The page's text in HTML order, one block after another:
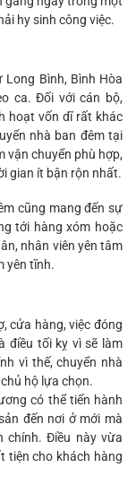
hy sinh công việc.
Long Bình, Bình Hòa
ca. Đối với cán bộ,
hoạt vốn dĩ rất khác
nhà ban đêm tại
vận chuyển phù hợp,
gian ít bận rộn nhất.
cũng mang đến sự
tới hàng xóm hoặc
nhân viên yên tâm
yên tĩnh.
cửa hàng, việc đóng
điều tối kỵ vì sẽ làm
vì thế, chuyển nhà
hộ lựa chọn.
có thể tiến hành
đến nơi ở mới mà
chính. Điều này vừa
tiện cho khách hàng